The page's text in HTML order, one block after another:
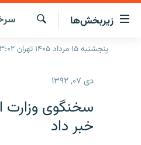
لینک‌های
قابلیت
دسترسی
زیربخش‌ها
صفحه اصلی
انتخاب کنید و بشنوید
جستجو
پنجشنبه ۱۵ مرداد ۱۴۰۵ تهران ۰۳:۰۲
دی ۰۷, ۱۳۹۲
سخنگوی وزارت
خبر داد